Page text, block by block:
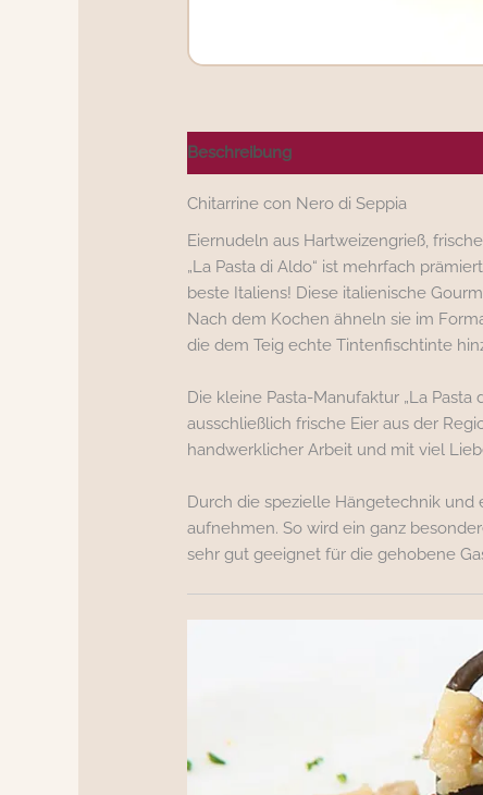
Beschreibung
Chitarrine con Nero di Seppia
Eiernudeln aus Hartweizengrieß,
„La Pasta di Aldo“ ist mehrfach
beste Italiens! Diese italienische
Nach dem Kochen ähneln sie im
die dem Teig echte Tintenfischtinte
Die kleine Pasta-Manufaktur „La
ausschließlich frische Eier aus der
handwerklicher Arbeit und mit viel
Durch die spezielle Hängetechnik
aufnehmen. So wird ein ganz
sehr gut geeignet für die gehobene